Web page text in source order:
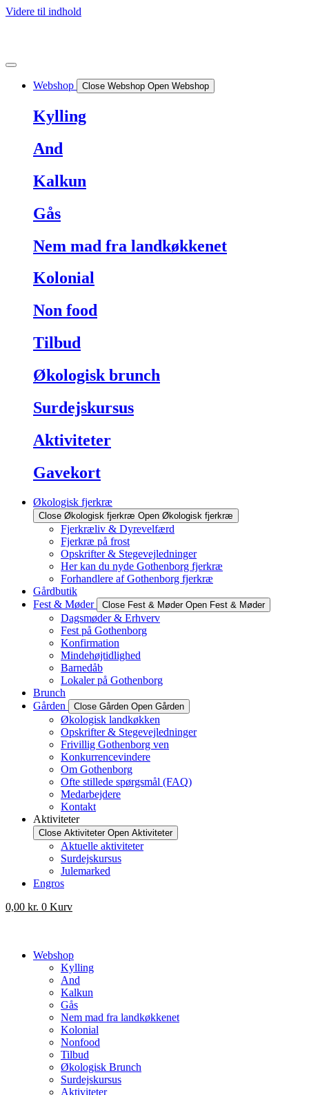
Videre til indhold
Webshop Close Webshop Open Webshop
Kylling
And
Kalkun
Gås
Nem mad fra landkøkkenet
Kolonial
Non food
Tilbud
Økologisk brunch
Surdejskursus
Aktiviteter
Gavekort
Økologisk fjerkræ
Close Økologisk fjerkræ Open Økologisk fjerkræ
Fjerkræliv & Dyrevelfærd
Fjerkræ på frost
Opskrifter & Stegevejledninger
Her kan du nyde Gothenborg fjerkræ
Forhandlere af Gothenborg fjerkræ
Gårdbutik
Fest & Møder
Close Fest & Møder Open Fest & Møder
Dagsmøder & Erhverv
Fest på Gothenborg
Konfirmation
Mindehøjtidlighed
Barnedåb
Lokaler på Gothenborg
Brunch
Gården
Close Gården Open Gården
Økologisk landkøkken
Opskrifter & Stegevejledninger
Frivillig Gothenborg ven
Konkurrencevindere
Om Gothenborg
Ofte stillede spørgsmål (FAQ)
Medarbejdere
Kontakt
Aktiviteter
Close Aktiviteter Open Aktiviteter
Aktuelle aktiviteter
Surdejskursus
Julemarked
Engros
0,00 kr. 0 Kurv
Webshop
Kylling
And
Kalkun
Gås
Nem mad fra landkøkkenet
Kolonial
Nonfood
Tilbud
Økologisk Brunch
Surdejskursus
Aktiviteter